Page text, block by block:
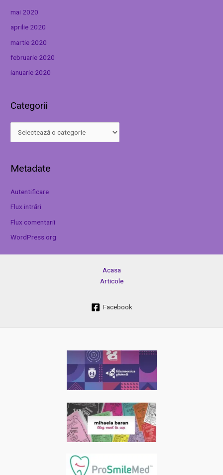
mai 2020
aprilie 2020
martie 2020
februarie 2020
ianuarie 2020
Categorii
Metadate
Autentificare
Flux intrări
Flux comentarii
WordPress.org
Acasa
Articole
Facebook